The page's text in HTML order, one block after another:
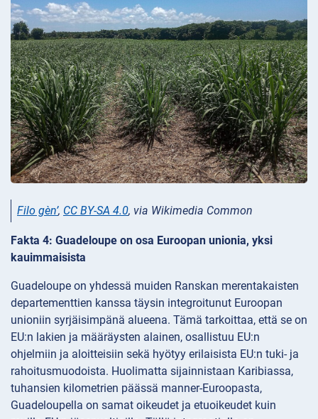
Filo gèn’, CC BY-SA 4.0, via Wikimedia Common
Fakta 4: Guadeloupe on osa Euroopan unionia, yksi
kauimmaisista
Guadeloupe on yhdessä muiden Ranskan merentakaisten
departementtien kanssa täysin integroitunut Euroopan
unioniin syrjäisimpänä alueena. Tämä tarkoittaa, että se on
EU:n lakien ja määräysten alainen, osallistuu EU:n
ohjelmiin ja aloitteisiin sekä hyötyy erilaisista EU:n tuki- ja
rahoitusmuodoista. Huolimatta sijainnistaan Karibiassa,
tuhansien kilometrien päässä manner-Euroopasta,
Guadeloupella on samat oikeudet ja etuoikeudet kuin